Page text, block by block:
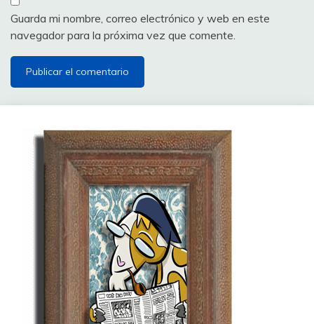
Guarda mi nombre, correo electrónico y web en este
navegador para la próxima vez que comente.